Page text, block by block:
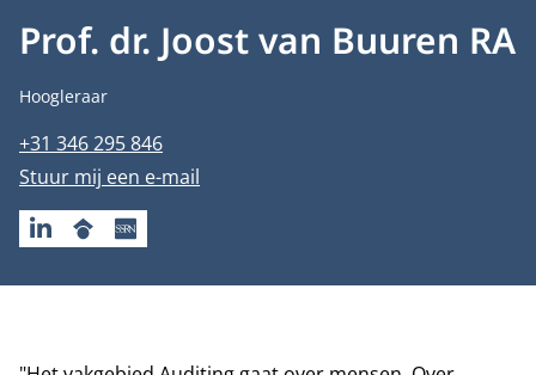
Prof. dr. Joost van Buuren RA
Functietitel
Hoogleraar
Telefoonnummer
+31 346 295 846
E-mailadres
Stuur mij een e-mail
LINKEDINGOOGLESCHOLAR
SSRN